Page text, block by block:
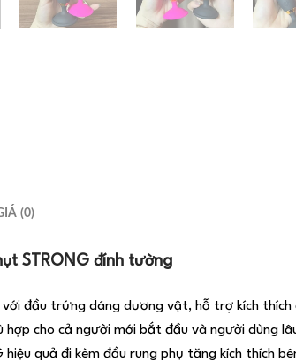
(0)
STRONG đính tường
với đầu trứng dáng dương vật, hỗ trợ kích
hợp cho cả người mới bắt đầu và người dùng
hiệu quả đi kèm đầu rung phụ tăng kích thích